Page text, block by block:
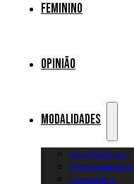
Feminino
Opinião
Modalidades
Artes Marciais
Automobilismo
Canoagem